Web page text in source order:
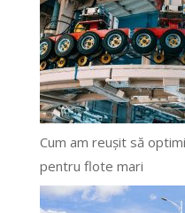
Cum am reușit să
pentru flote mari